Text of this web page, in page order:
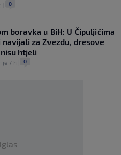
0
boravka u BiH: U Čipuljićima
navijali za Zvezdu, dresove
htjeli
7 h 0